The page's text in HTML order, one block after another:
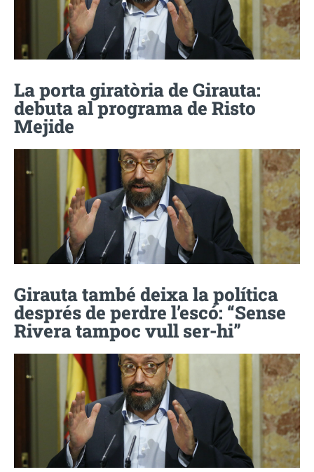
La porta giratòria de Girauta:
debuta al programa de Risto
Mejide
Girauta també deixa la política
després de perdre l’escó: “Sense
Rivera tampoc vull ser-hi”